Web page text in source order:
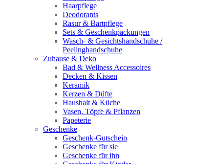
Haarpflege
Deodorants
Rasur & Bartpflege
Sets & Geschenkpackungen
Wasch‑ & Gesichtshandschuhe /
Peelinghandschuhe
Zuhause & Deko
Bad & Wellness Accessoires
Decken & Kissen
Keramik
Kerzen & Düfte
Haushalt & Küche
Vasen, Töpfe & Pflanzen
Papeterie
Geschenke
Geschenk-Gutschein
Geschenke für sie
Geschenke für ihn